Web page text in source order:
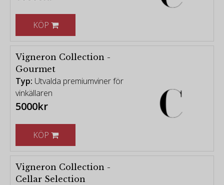
KÖP
Vigneron Collection -
Gourmet
Typ: Utvalda premiumviner för
vinkällaren
5000kr
KÖP
Vigneron Collection -
Cellar Selection